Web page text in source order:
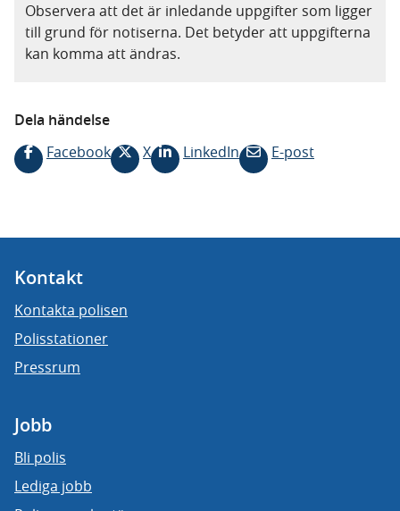
Observera att det är inledande uppgifter som ligger
till grund för notiserna. Det betyder att uppgifterna
kan komma att ändras.
Dela händelse
Facebook
X LinkedIn E-post
Kontakt
Kontakta polisen
Polisstationer
Pressrum
Jobb
Bli polis
Lediga jobb